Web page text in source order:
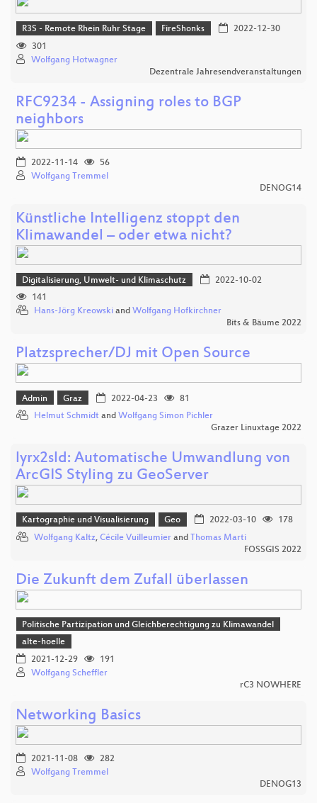
R3S - Remote Rhein Ruhr Stage FireShonks
2022-12-30
301
Wolfgang Hotwagner
Dezentrale Jahresendveranstaltungen
RFC9234 - Assigning roles to BGP
neighbors
2022-11-14
56
Wolfgang Tremmel
DENOG14
Künstliche Intelligenz stoppt den
Klimawandel – oder etwa nicht?
Digitalisierung, Umwelt- und Klimaschutz
2022-10-02
141
Hans-Jörg Kreowski and Wolfgang Hofkirchner
Bits & Bäume 2022
Platzsprecher/DJ mit Open Source
Admin Graz 2022-04-23
81
Helmut Schmidt and Wolfgang Simon Pichler
Grazer Linuxtage 2022
lyrx2sld: Automatische Umwandlung von
ArcGIS Styling zu GeoServer
Kartographie und Visualisierung Geo 2022-03-10
178
Wolfgang Kaltz, Cécile Vuilleumier and Thomas Marti
FOSSGIS 2022
Die Zukunft dem Zufall überlassen
Politische Partizipation und Gleichberechtigung zu Klimawandel
alte-hoelle
2021-12-29
191
Wolfgang Scheffler
rC3 NOWHERE
Networking Basics
2021-11-08
282
Wolfgang Tremmel
DENOG13